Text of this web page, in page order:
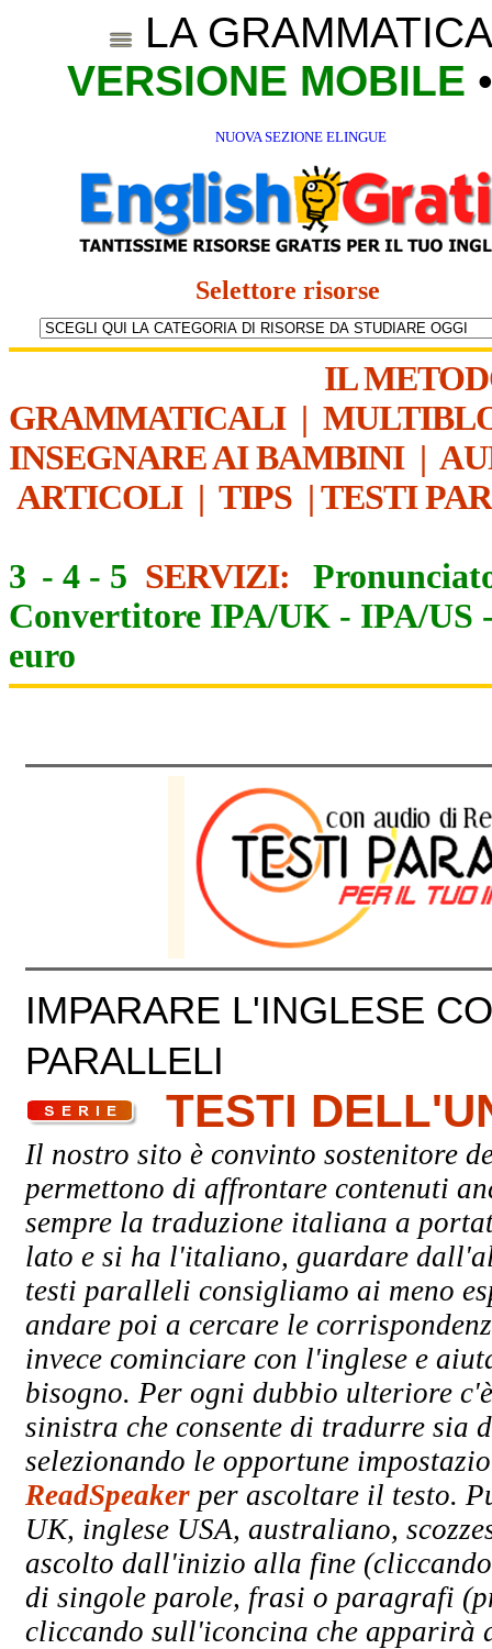
LA
VERSIONE MOBILE
NUOVA SEZIONE ELINGUE
Selettore risorse
IL
GRAMMATICALI|
INSEGNARE AI BAMBINI|
ARTICOLI| TIPS | TESTI
3 - 4 - 5 SERVIZI:
Convertitore IPA/UK - IPA/US
euro
IMPARARE L'INGLESE
PARALLELI
TESTI
Il nostro sito è convinto sostenitore
permettono di affrontare contenuti
sempre la traduzione italiana a
lato e si ha l'italiano, guardare
testi paralleli consigliamo ai meno
andare poi a cercare le
invece cominciare con l'inglese e
bisogno. Per ogni dubbio ulteriore
sinistra che consente di tradurre
selezionando le opportune
ReadSpeaker per ascoltare il testo.
UK, inglese USA, australiano,
ascolto dall'inizio alla fine
di singole parole, frasi o paragrafi
cliccando sull'iconcina che apparirà